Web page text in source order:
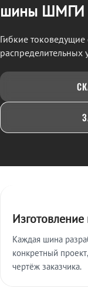
шины ШМГИ
Гибкие
распределительных
Каждая шина
конкретный
чертёж заказчика.